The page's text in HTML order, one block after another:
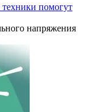
помогут
напряжения